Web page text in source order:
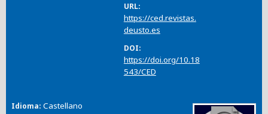
URL
https://ced.revistas.
deusto.es
DOI
https://doi.org/10.18
543/CED
Idioma Castellano